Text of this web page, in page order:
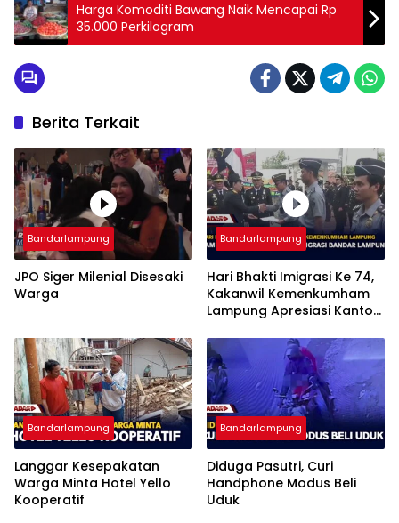
Harga Komoditi Bawang Naik Mencapai Rp
35.000 Perkilogram
Berita Terkait
Bandarlampung
JPO Siger Milenial Disesaki
Warga
Bandarlampung
Hari Bhakti Imigrasi Ke 74,
Kakanwil Kemenkumham
Lampung Apresiasi Kantor
Bandarlampung
Langgar Kesepakatan
Warga Minta Hotel Yello
Kooperatif
Bandarlampung
Diduga Pasutri, Curi
Handphone Modus Beli
Uduk